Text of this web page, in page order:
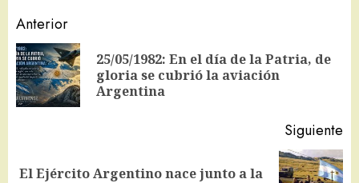
Navegación
de
entradas
Anterior
25/05/1982: En el día de la Patria, de
gloria se cubrió la aviación
Argentina
Siguiente
Siguiente
El Ejército Argentino nace junto a la